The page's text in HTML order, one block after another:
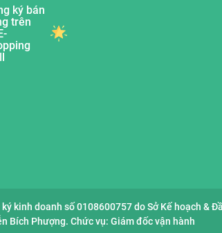
ký bán
trên
kinh doanh số 0108600757 do Sở Kế hoạch &
Bích Phượng. Chức vụ: Giám đốc vận hành